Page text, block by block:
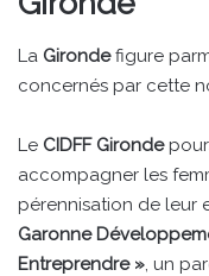
La Girondefigure
concernés par cette
Le CIDFF Gironde
accompagner les
pérennisation de leur
Garonne
Entreprendre », un